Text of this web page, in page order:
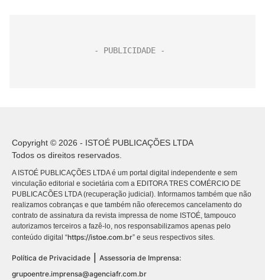
Copyright © 2026 - ISTOÉ PUBLICAÇÕES LTDA
Todos os direitos reservados.
A ISTOÉ PUBLICAÇÕES LTDA é um portal digital independente e sem
vinculação editorial e societária com a EDITORA TRES COMÉRCIO DE
PUBLICACÕES LTDA (recuperação judicial). Informamos também que não
realizamos cobranças e que também não oferecemos cancelamento do
contrato de assinatura da revista impressa de nome ISTOÉ, tampouco
autorizamos terceiros a fazê-lo, nos responsabilizamos apenas pelo
conteúdo digital “https://istoe.com.br” e seus respectivos sites.
Política de Privacidade
Assessoria de Imprensa:
grupoentre.imprensa@agenciafr.com.br